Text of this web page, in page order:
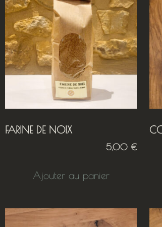
FARINE DE NOIX
5,00 €
Ajouter au panier